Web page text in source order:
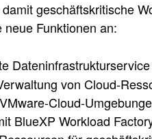
geschäftskritische
Funktionen an:
von Cloud-
Cloud-
BlueXP Workload